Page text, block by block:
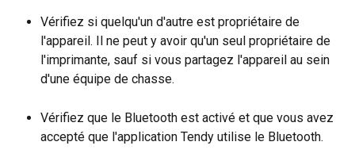
Vérifiez si quelqu'un d'autre est propriétaire de
l'appareil. Il ne peut y avoir qu'un seul propriétaire de
l'imprimante, sauf si vous partagez l'appareil au sein
d'une équipe de chasse.
Vérifiez que le Bluetooth est activé et que vous avez
accepté que l'application Tendy utilise le Bluetooth.